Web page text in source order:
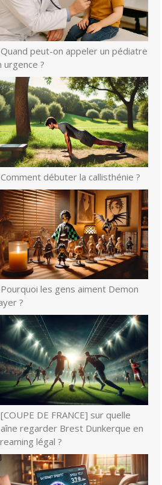
Quand peut-on appeler un pédiatre
urgence ?
Comment débuter la callisthénie ?
Pourquoi les gens aiment Demon
?
[COUPE DE FRANCE] sur quelle
regarder Brest Dunkerque en
légal ?